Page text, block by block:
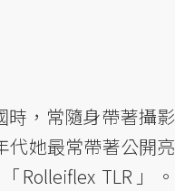
時，常隨身帶著攝影
代她最常帶著公開亮
TLR」。